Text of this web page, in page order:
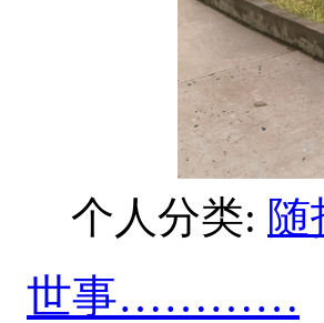
个人分类: 随
世事…………